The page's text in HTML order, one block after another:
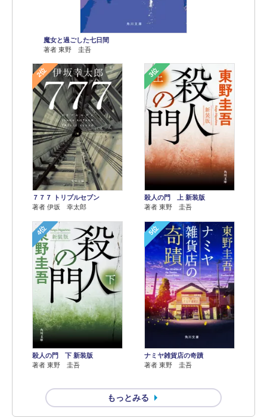
魔女と過ごした七日間
著者 東野 圭吾
2位
７７７ トリプルセブン
著者 伊坂 幸太郎
3位
殺人の門 上 新装版
著者 東野 圭吾
4位
殺人の門 下 新装版
著者 東野 圭吾
5位
ナミヤ雑貨店の奇蹟
著者 東野 圭吾
もっとみる